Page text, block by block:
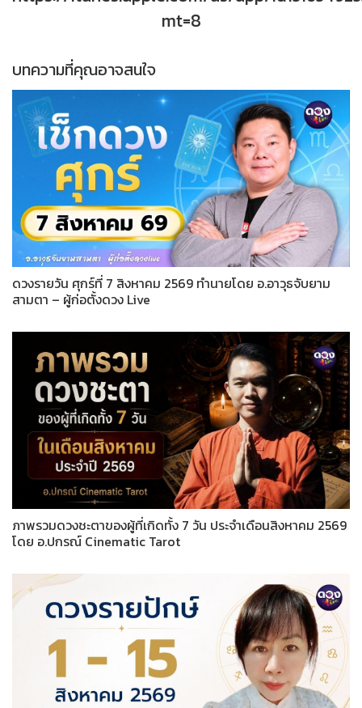
mt=8
บทความที่คุณอาจสนใจ
ดวงรายวัน ศุกร์ที่ 7 สิงหาคม 2569 ทำนายโดย อ.อาวุธจับยาม
สามตา – ผู้ก่อตั้งดวง Live
ภาพรวมดวงชะตาของผู้ที่เกิดทั้ง 7 วัน ประจำเดือนสิงหาคม 2569
โดย อ.ปกรณ์ Cinematic Tarot